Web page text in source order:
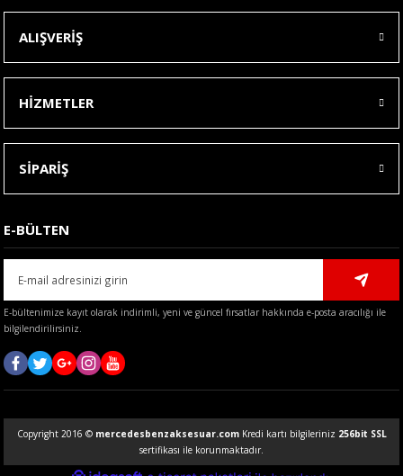
ALIŞVERİŞ
HİZMETLER
SİPARİŞ
E-BÜLTEN
E-bültenimize kayıt olarak indirimli, yeni ve güncel fırsatlar hakkında e-posta aracılığı ile
bilgilendirilirsiniz.
Copyright 2016 © mercedesbenzaksesuar.comKredi kartı bilgileriniz 256bit SSL
sertifikası ile korunmaktadır.